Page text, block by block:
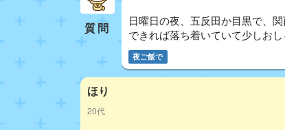
質問
日曜日の夜、五反田か目黒で、
できれば落ち着いていて少しおし
夜ご飯で
ほり
20代